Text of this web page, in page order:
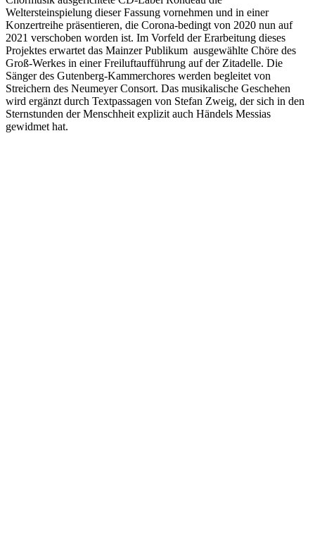
Weltersteinspielung dieser Fassung vornehmen und in einer
Konzertreihe präsentieren, die Corona-bedingt von 2020 nun auf
2021 verschoben worden ist. Im Vorfeld der Erarbeitung dieses
Projektes erwartet das Mainzer Publikum ausgewählte Chöre des
Groß-Werkes in einer Freiluftaufführung auf der Zitadelle. Die
Sänger des Gutenberg-Kammerchores werden begleitet von
Streichern des Neumeyer Consort. Das musikalische Geschehen
wird ergänzt durch Textpassagen von Stefan Zweig, der sich in den
Sternstunden der Menschheit explizit auch Händels Messias
gewidmet hat.